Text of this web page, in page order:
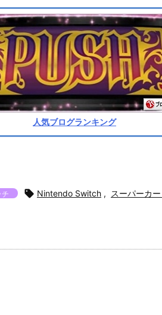
人気ブログランキング
チ  Nintendo Switch , スーパーカ